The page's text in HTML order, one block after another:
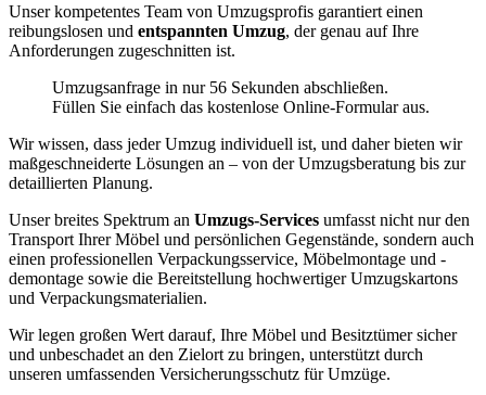
Unser kompetentes Team von Umzugsprofis garantiert einen
reibungslosen und entspannten Umzug, der genau auf Ihre
Anforderungen zugeschnitten ist.
Umzugsanfrage in nur 56 Sekunden abschließen.
Füllen Sie einfach das kostenlose Online-Formular aus.
Wir wissen, dass jeder Umzug individuell ist, und daher bieten wir
maßgeschneiderte Lösungen an – von der Umzugsberatung bis zur
detaillierten Planung.
Unser breites Spektrum an Umzugs-Services umfasst nicht nur den
Transport Ihrer Möbel und persönlichen Gegenstände, sondern auch
einen professionellen Verpackungsservice, Möbelmontage und -
demontage sowie die Bereitstellung hochwertiger Umzugskartons
und Verpackungsmaterialien.
Wir legen großen Wert darauf, Ihre Möbel und Besitztümer sicher
und unbeschadet an den Zielort zu bringen, unterstützt durch
unseren umfassenden Versicherungsschutz für Umzüge.